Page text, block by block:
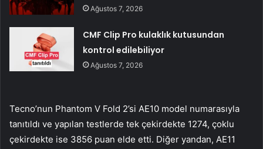
Ağustos 7, 2026
CMF Clip Pro kulaklık kutusundan
kontrol edilebiliyor
Ağustos 7, 2026
Tecno’nun Phantom V Fold 2’si AE10 model numarasıyla
tanıtıldı ve yapılan testlerde tek çekirdekte 1274, çoklu
çekirdekte ise 3856 puan elde etti. Diğer yandan, AE11